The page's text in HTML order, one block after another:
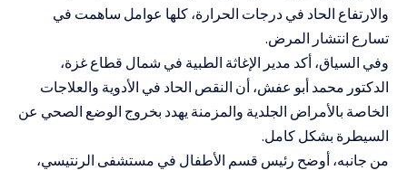
والارتفاع الحاد في درجات الحرارة، كلها عوامل ساهمت في
تسارع انتشار المرض.
وفي السياق، أكد مدير الإغاثة الطبية في شمال قطاع غزة،
الدكتور محمد أبو عفش، أن النقص الحاد في الأدوية والعلاجات
الخاصة بالأمراض الجلدية والمزمنة يهدد بخروج الوضع الصحي عن
السيطرة بشكل كامل.
من جانبه، أوضح رئيس قسم الأطفال في مستشفى الرنتيسي،